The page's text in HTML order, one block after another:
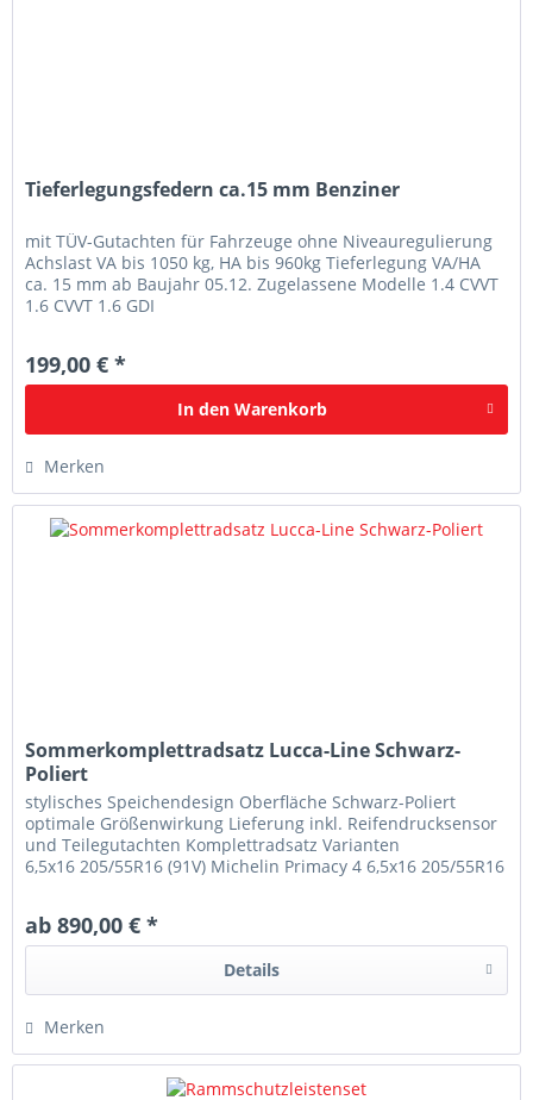
Tieferlegungsfedern ca.15 mm Benziner
mit TÜV-Gutachten für Fahrzeuge ohne Niveauregulierung
Achslast VA bis 1050 kg, HA bis 960kg Tieferlegung VA/HA
ca. 15 mm ab Baujahr 05.12. Zugelassene Modelle 1.4 CVVT
1.6 CVVT 1.6 GDI
199,00 € *
In den Warenkorb
Merken
Sommerkomplettradsatz Lucca-Line Schwarz-
Poliert
stylisches Speichendesign Oberfläche Schwarz-Poliert
optimale Größenwirkung Lieferung inkl. Reifendrucksensor
und Teilegutachten Komplettradsatz Varianten
6,5x16 205/55R16 (91V) Michelin Primacy 4 6,5x16 205/55R16
Sumitomo BC100 8x18 225/40R18 (92W) Michelin Pilot Sport
4 8x18 225/40R18 (92W) Hausmarke Sumitomo BC100
8x19 225/35R19 (88Y) Hankook V12 Evo2 8x19 225/35R19
(88Y) Michelin Pilot 4S 8x19 225/35R19 (88Y) Laufenn S-Fit
EQ LK01
ab 890,00 € *
Details
Merken